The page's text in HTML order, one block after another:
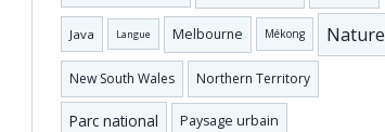
Java Langue Melbourne Mékong Nature
New South Wales Northern Territory
Parc national Paysage urbain